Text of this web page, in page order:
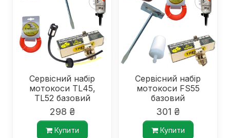
Сервісний набір
мотокоси TL45,
TL52 базовий
298 ₴
Купити
Сервісний набір
мотокоси FS55
базовий
301 ₴
Купити